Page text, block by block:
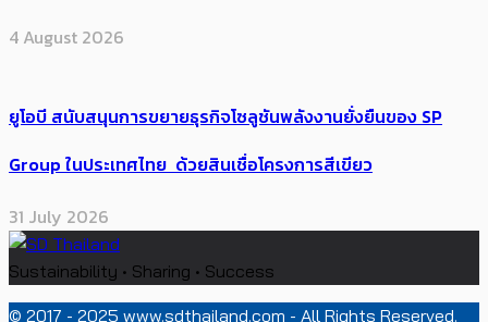
4 August 2026
ยูโอบี สนับสนุนการขยายธุรกิจโซลูชันพลังงานยั่งยืนของ SP
Group ในประเทศไทย ด้วยสินเชื่อโครงการสีเขียว
31 July 2026
Sustainability • Sharing • Success
© 2017 - 2025 www.sdthailand.com - All Rights Reserved.